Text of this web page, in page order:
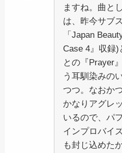
ますね。曲と
は、昨今サブ
「Japan
Case 4』収録)
との『Prayer
う耳馴染みの
つつ。なおか
かなりアグレ
いるので、パ
インプロバイ
も封じ込めた